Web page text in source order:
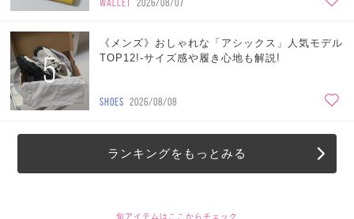
WALLET 2026/08/07
5
《メンズ》おしゃれな「アシックス」人気モデル
TOP12!-サイズ感や履き心地も解説!
SHOES 2026/08/08
ランキングをもっとみる
旬アイテムはここからチェック